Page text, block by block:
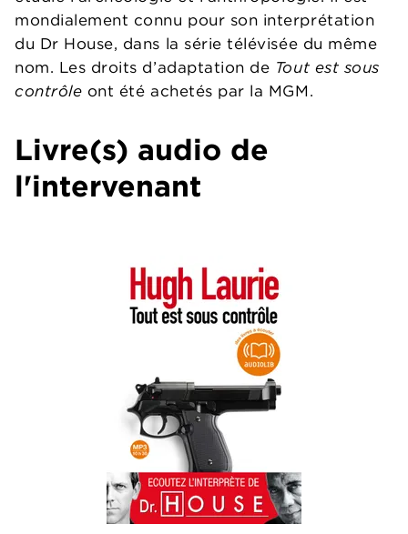
mondialement connu pour son interprétation
du Dr House, dans la série télévisée du même
nom. Les droits d’adaptation de Tout est sous
contrôle ont été achetés par la MGM.
Livre(s) audio de
l'intervenant